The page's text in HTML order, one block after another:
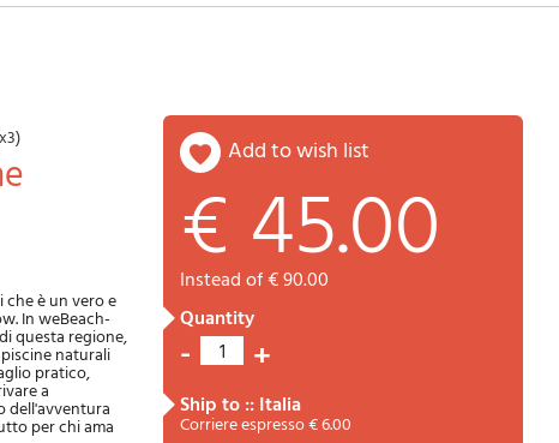
Cart
che è un vero e
In weBeach-
questa regione,
naturali
pratico,
a
dell'avventura
per chi ama
add to wish list
€ 45.00
instead of € 90.00
quantity
- 1 +
ship to :: Italia
Corriere espresso € 6.00